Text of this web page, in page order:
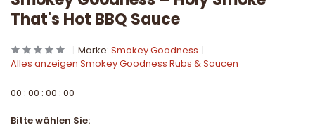
That's Hot BBQ Sauce
Marke: Smokey Goodness
Alles anzeigen Smokey Goodness Rubs & Saucen
00 : 00 : 00 : 00
Bitte wählen Sie: